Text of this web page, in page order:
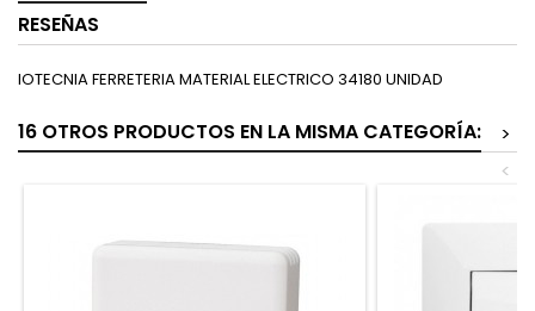
RESEÑAS
IOTECNIA FERRETERIA MATERIAL ELECTRICO 34180 UNIDAD
16 OTROS PRODUCTOS EN LA MISMA CATEGORÍA:
>
<